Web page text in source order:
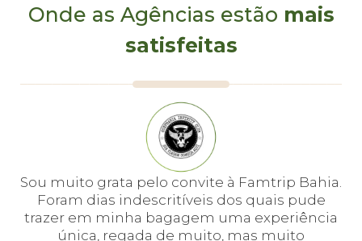
Onde as Agências estão mais
satisfeitas
Sou muito grata pelo convite à Famtrip Bahia.
Foram dias indescritíveis dos quais pude
trazer em minha bagagem uma experiência
única, regada de muito, mas muito